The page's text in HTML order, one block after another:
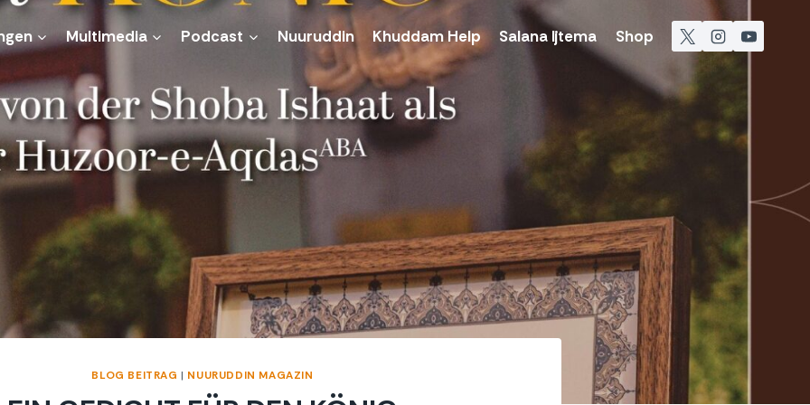
Multimedia Podcast Nuuruddin Khuddam Help Salana Ijtema Shop
BLOG BEITRAG | NUURUDDIN MAGAZIN